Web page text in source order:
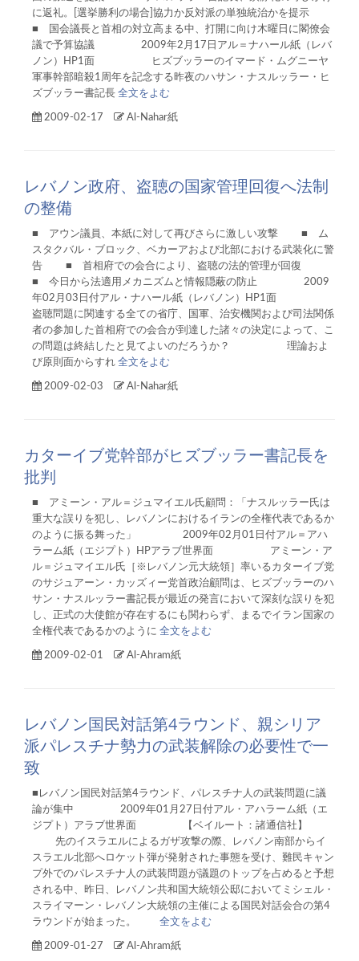
に返礼。[選挙勝利の場合]協力か反対派の単独統治かを提示
■ 国会議長と首相の対立高まる中、打開に向け木曜日に閣僚会
議で予算協議 2009年2月17日アル＝ナハール紙（レバ
ノン）HP1面 ヒズブッラーのイマード・ムグニーヤ
軍事幹部暗殺1周年を記念する昨夜のハサン・ナスルッラー・ヒ
ズブッラー書記長 全文をよむ
2009-02-17 Al-Nahar紙
レバノン政府、盗聴の国家管理回復へ法制
の整備
■ アウン議員、本紙に対して再びさらに激しい攻撃 ■ ム
スタクバル・ブロック、ベカーアおよび北部における武装化に警
告 ■ 首相府での会合により、盗聴の法的管理が回復
■ 今日から法適用メカニズムと情報隠蔽の防止 2009
年02月03日付アル・ナハール紙（レバノン）HP1面
盗聴問題に関連する全ての省庁、国軍、治安機関および司法関係
者の参加した首相府での会合が到達した諸々の決定によって、こ
の問題は終結したと見てよいのだろうか？ 理論およ
び原則面からすれ 全文をよむ
2009-02-03 Al-Nahar紙
カターイブ党幹部がヒズブッラー書記長を
批判
■ アミーン・アル＝ジュマイエル氏顧問：「ナスルッラー氏は
重大な誤りを犯し、レバノンにおけるイランの全権代表であるか
のように振る舞った」 2009年02月01日付アル＝アハ
ラーム紙（エジプト）HPアラブ世界面 アミーン・ア
ル＝ジュマイエル氏［※レバノン元大統領］率いるカターイブ党
のサジュアーン・カッズィー党首政治顧問は、ヒズブッラーのハ
サン・ナスルッラー書記長が最近の発言において深刻な誤りを犯
し、正式の大使館が存在するにも関わらず、まるでイラン国家の
全権代表であるかのように 全文をよむ
2009-02-01 Al-Ahram紙
レバノン国民対話第4ラウンド、親シリア
派パレスチナ勢力の武装解除の必要性で一
致
■レバノン国民対話第4ラウンド、パレスチナ人の武装問題に議
論が集中 2009年01月27日付アル・アハラーム紙（エ
ジプト）アラブ世界面 【ベイルート：諸通信社】
先のイスラエルによるガザ攻撃の際、レバノン南部からイ
スラエル北部へロケット弾が発射された事態を受け、難民キャン
プ外でのパレスチナ人の武装問題が議題のトップを占めると予想
される中、昨日、レバノン共和国大統領公邸においてミシェル・
スライマーン・レバノン大統領の主催による国民対話会合の第4
ラウンドが始まった。 全文をよむ
2009-01-27 Al-Ahram紙